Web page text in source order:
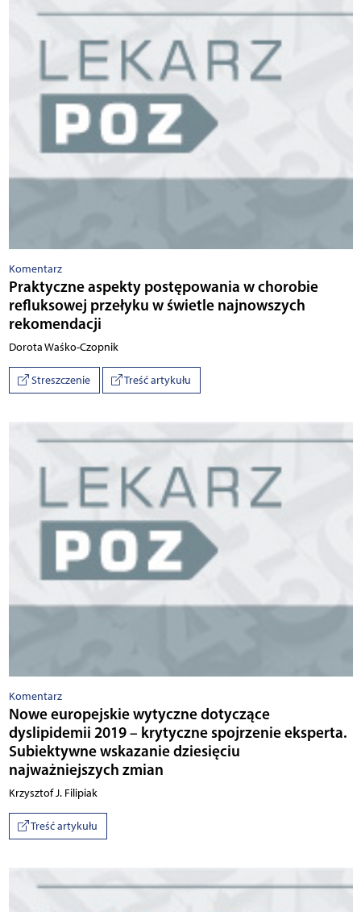
Komentarz
Praktyczne aspekty postępowania w chorobie
refluksowej przełyku w świetle najnowszych
rekomendacji
Dorota Waśko-Czopnik
Streszczenie Treść artykułu
Komentarz
Nowe europejskie wytyczne dotyczące
dyslipidemii 2019 – krytyczne spojrzenie eksperta.
Subiektywne wskazanie dziesięciu
najważniejszych zmian
Krzysztof J. Filipiak
Treść artykułu